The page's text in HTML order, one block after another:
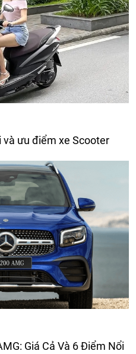
và ưu điểm xe Scooter
Giá Cả Và 6 Điểm Nổi